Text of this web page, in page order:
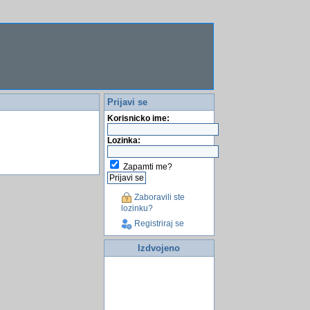
Prijavi se
Korisnicko ime:
Lozinka:
Zapamti me?
Zaboravili ste
lozinku?
Registriraj se
Izdvojeno